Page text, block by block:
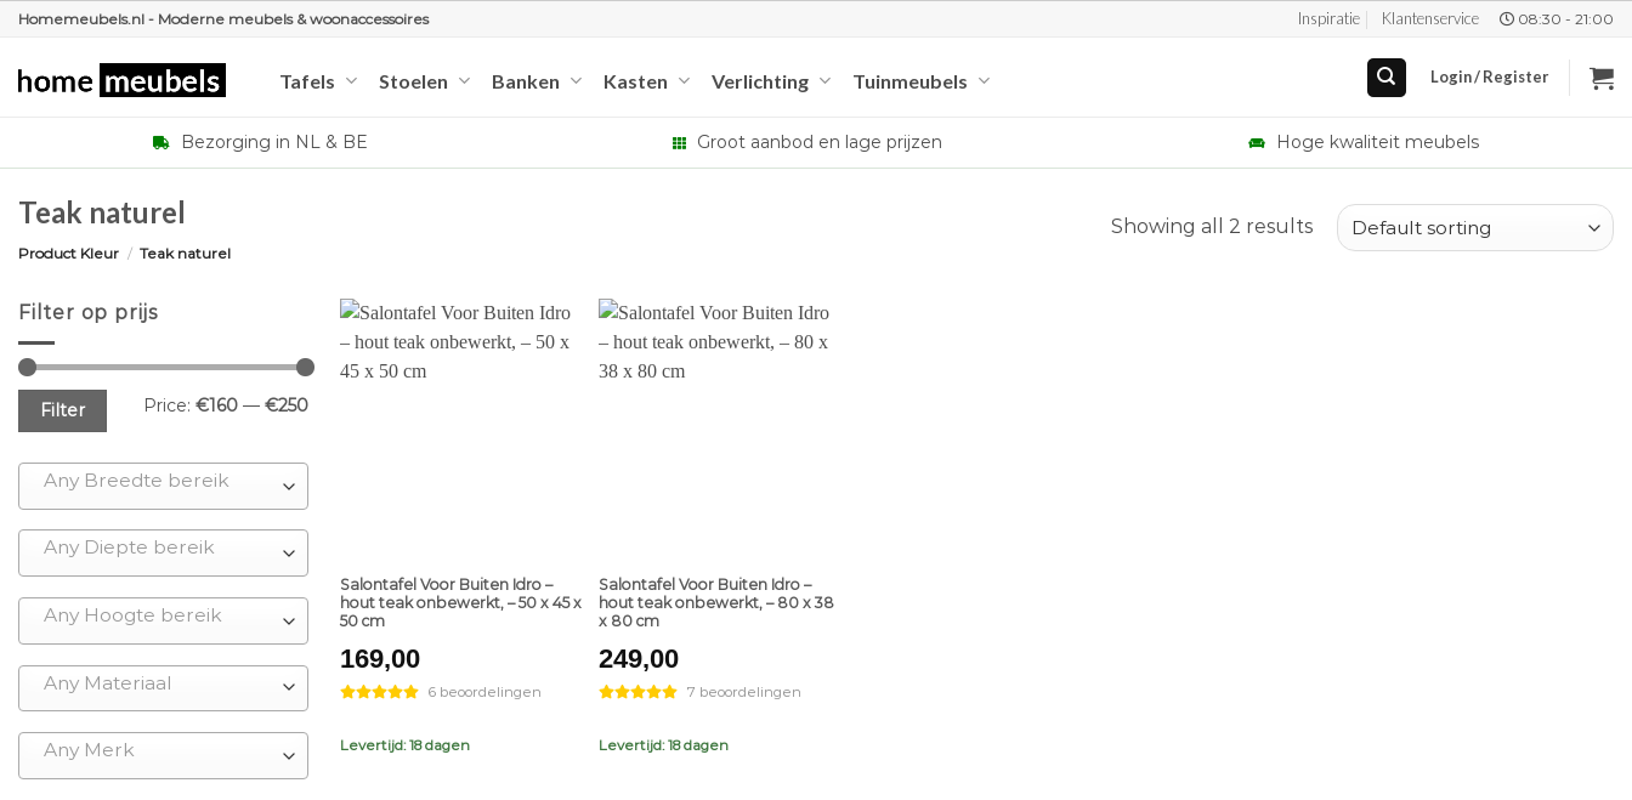
Ga
inhoud
Homemeubels.nl - Moderne meubels & woonaccessoires Inspiratie Klantenservice 08:30 - 21:00
Tafels Stoelen Banken Kasten Verlichting Tuinmeubels Login / Register
Bezorging in NL & BE Groot aanbod en lage prijzen Hoge kwaliteit meubels
Teak naturel
Product Kleur / Teak naturel
Showing all 2 results
Filter op prijs
Min
price
Max
priceFilter Price: €160— €250
Any Breedte bereik
Any Diepte bereik
Any Hoogte bereik
Any Materiaal
Any Merk
Salontafel Voor Buiten Idro –
hout teak onbewerkt, – 50 x 45 x
50 cm
169,00
6 beoordelingen
Levertijd: 18 dagen
Salontafel Voor Buiten Idro –
hout teak onbewerkt, – 80 x 38
x 80 cm
249,00
7 beoordelingen
Levertijd: 18 dagen